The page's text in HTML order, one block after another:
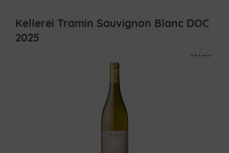
Kellerei Tramin Sauvignon Blanc DOC
2025